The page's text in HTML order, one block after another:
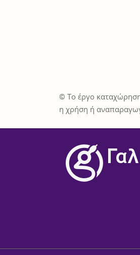
© Το έργο
η χρήση ή